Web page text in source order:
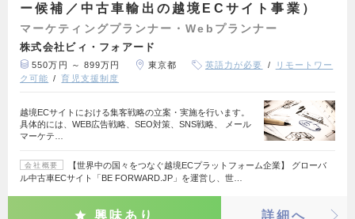
ー候補／中古車輸出の越境ECサイト事業）
マーケティングプランナー・Webプランナー
株式会社ビィ・フォアード
550万円 ～ 899万円 東京都 英語力が必要
リモートワー
ク可能
育児支援制度
越境ECサイトにおける集客戦略の立案・実施を行います。
具体的には、WEB広告戦略、SEO対策、SNS戦略、 メール
マーケテ…
会社概要
【世界中の国々をつなぐ越境ECプラットフォーム企業】 グローバ
ル中古車ECサイト「BE FORWARD.JP」を運営し、世…
興味あり 詳細へ